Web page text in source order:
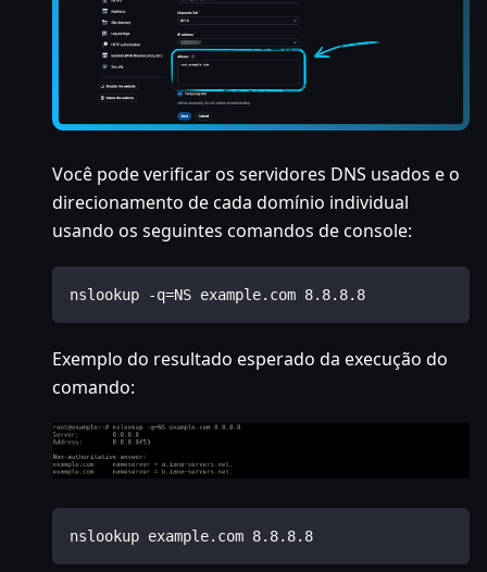
Você pode verificar os servidores DNS usados e o
direcionamento de cada domínio individual
usando os seguintes comandos de console:
nslookup -q=NS example.com 8.8.8.8
Exemplo do resultado esperado da execução do
comando:
nslookup example.com 8.8.8.8